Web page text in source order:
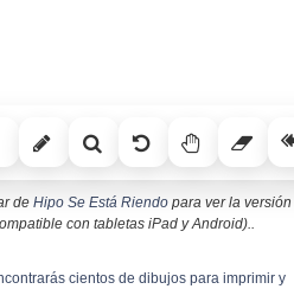
de Hipo Se Está Riendo para ver la versión
con tabletas iPad y Android)..
cientos de dibujos para imprimir y